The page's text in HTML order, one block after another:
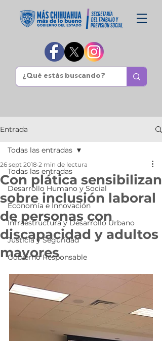
Entrada
Todas las entradas
Desarrollo Humano y Social
Economía e Innovación
Infraestructura y Desarrollo Urbano
Justicia y Seguridad
Gobierno Responsable
Todas las entradas
Con plática sensibilizan
sobre inclusión laboral
de personas con
discapacidad y adultos
mayores
26 sept 2018 2 min de lectura